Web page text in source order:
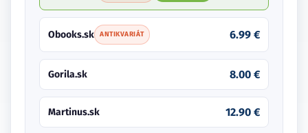
Obooks.sk ANTIKVARIÁT 6.99 €
Gorila.sk 8.00 €
Martinus.sk 12.90 €